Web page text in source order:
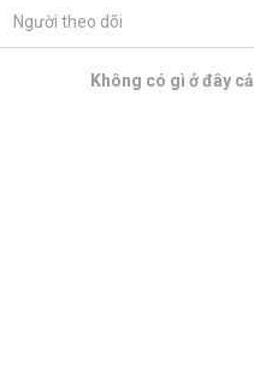
Người theo dõi
Không có gì ở đây cả